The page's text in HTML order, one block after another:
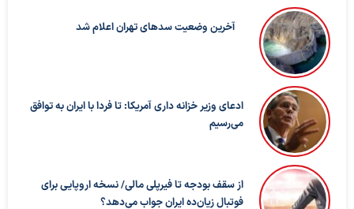
آخرین وضعیت سدهای تهران اعلام شد
ادعای وزیر خزانه داری آمریکا: تا فردا با ایران به توافق
می‌رسیم
از سقف بودجه تا فیرپلی مالی/ نسخه اروپایی برای
فوتبال زیان‌ده ایران جواب می‌دهد؟